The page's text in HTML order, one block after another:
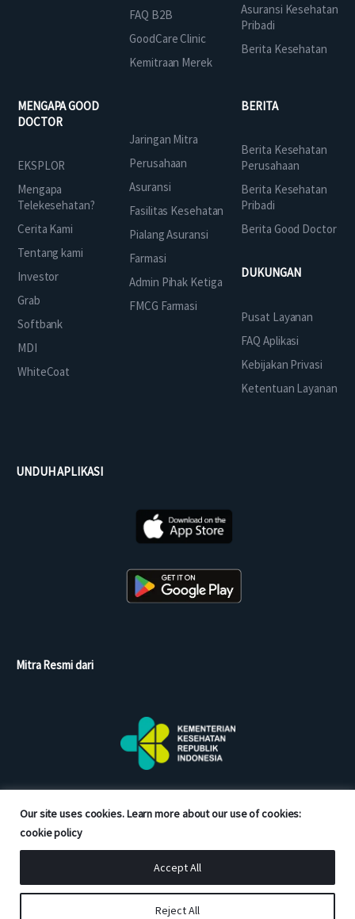
Our site uses cookies. Learn more about our use of cookies:
cookie policy
Reject All
Accept All
FAQ B2B
GoodCare Clinic
Kemitraan Merek
Asuransi Kesehatan
Pribadi
Berita Kesehatan
MENGAPA GOOD
DOCTOR
EKSPLOR
Mengapa
Telekesehatan?
Cerita Kami
Tentang kami
Investor
Grab
Softbank
MDI
WhiteCoat
Jaringan Mitra
Perusahaan
Asuransi
Fasilitas Kesehatan
Pialang Asuransi
Farmasi
Admin Pihak Ketiga
FMCG Farmasi
BERITA
Berita Kesehatan
Perusahaan
Berita Kesehatan
Pribadi
Berita Good Doctor
DUKUNGAN
Pusat Layanan
FAQ Aplikasi
Kebijakan Privasi
Ketentuan Layanan
UNDUH APLIKASI
Mitra Resmi dari
Copyright © 2026 Good Doctor. All rights reserved.